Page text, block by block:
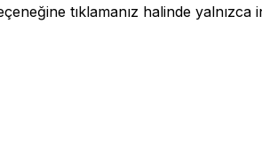
tıklamanız halinde